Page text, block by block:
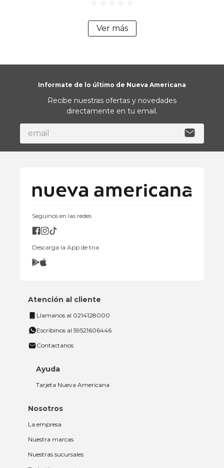
Ver más
Informate de lo último de Nueva Americana
Recibe nuestras ofertas y novedades
directamente en tu email.
Seguinos en las redes
Descarga la App de tna
Atención al cliente
Llamanos al 0214128000
Escribinos al 59521606446
Contactanos
Ayuda
Tarjeta Nueva Americana
Nosotros
La empresa
Nuestra marcas
Nuestras sucursales